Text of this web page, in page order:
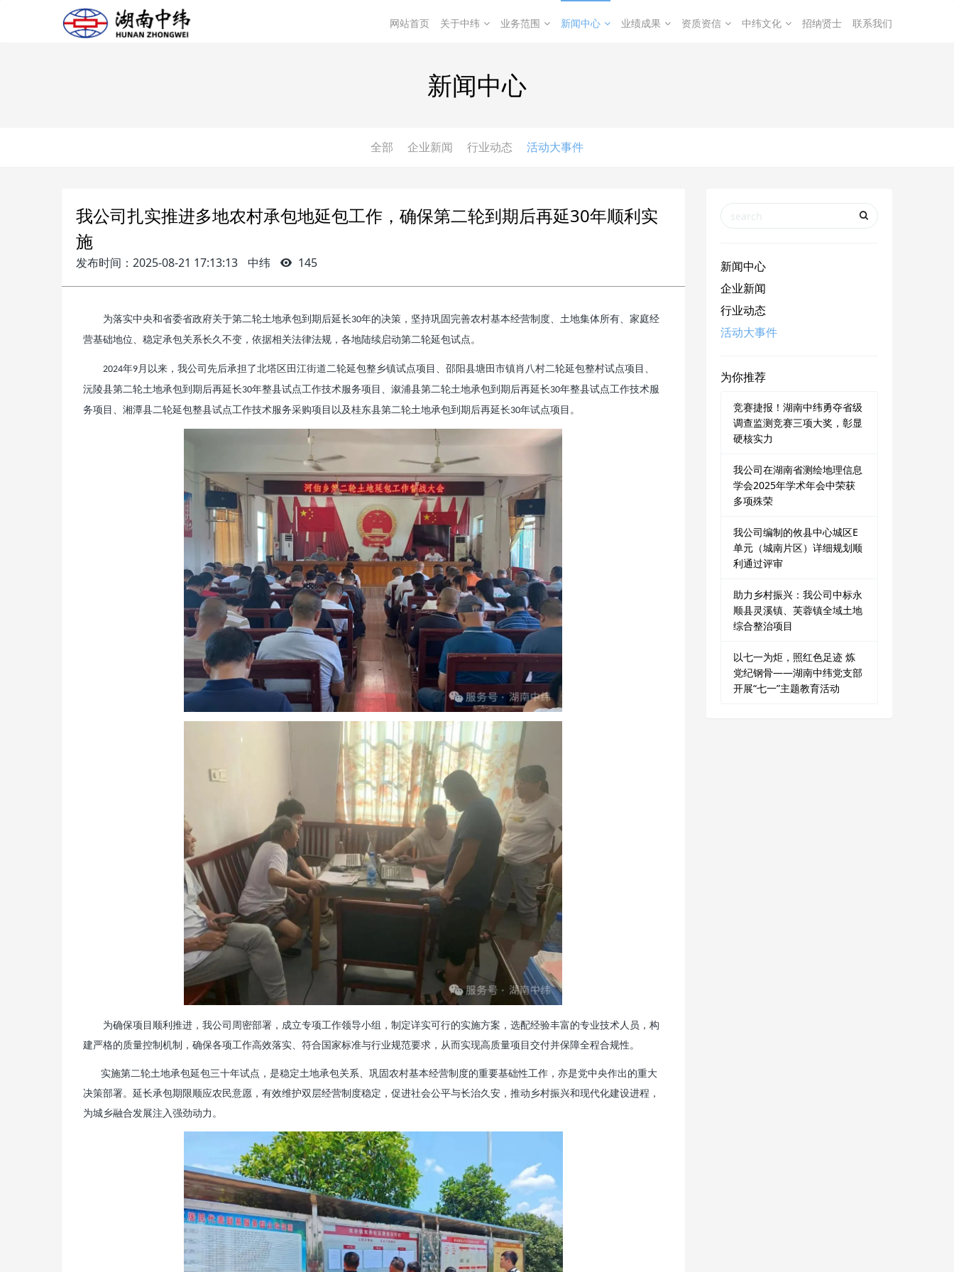
网站首页 关于中纬 业务范围 新闻中心 业绩成果 资质资信 中纬文化 招纳贤士 联系我们
新闻中心
全部 企业新闻 行业动态 活动大事件
我公司扎实推进多地农村承包地延包工作，确保第二轮到期后再延30年顺利实
施
发布时间：2025-08-21 17:13:13 中纬 145
为落实中央和省委省政府关于第二轮土地承包到期后延长30年的决策，坚持巩固完善农村基本经营制度、土地集体所有、家庭经
营基础地位、稳定承包关系长久不变，依据相关法律法规，各地陆续启动第二轮延包试点。
2024年9 月以来，我公司先后承担了北塔区田江街道二轮延包整乡镇试点项目、邵阳县塘田市镇肖八村二轮延包整村试点项目、
沅陵县第二轮土地承包到期后再延长30年整县试点工作技术服务项目、溆浦县第二轮土地承包到期后再延长30年整县试点工作技术服
务项目、湘潭县二轮延包整县试点工作技术服务采购项目以及桂东县第二轮土地承包到期后再延长30年试点项目。
为确保项目顺利推进，我公司周密部署，成立专项工作领导小组，制定详实可行的实施方案，选配经验丰富的专业技术人员，构
建严格的质量控制机制，确保各项工作高效落实、符合国家标准与行业规范要求，从而实现高质量项目交付并保障全程合规性。
实施第二轮土地承包延包三十年试点，是稳定土地承包关系、巩固农村基本经营制度的重要基础性工作，亦是党中央作出的重大
决策部署。延长承包期限顺应农民意愿，有效维护双层经营制度稳定，促进社会公平与长治久安，推动乡村振兴和现代化建设进程，
为城乡融合发展注入强劲动力。
新闻中心
企业新闻
行业动态
活动大事件
为你推荐
竞赛捷报！湖南中纬勇夺省级
调查监测竞赛三项大奖，彰显
硬核实力
我公司在湖南省测绘地理信息
学会2025年学术年会中荣获
多项殊荣
我公司编制的攸县中心城区E
单元（城南片区）详细规划顺
利通过评审
助力乡村振兴：我公司中标永
顺县灵溪镇、芙蓉镇全域土地
综合整治项目
以七一为炬，照红色足迹 炼
党纪钢骨——湖南中纬党支部
开展“七一”主题教育活动